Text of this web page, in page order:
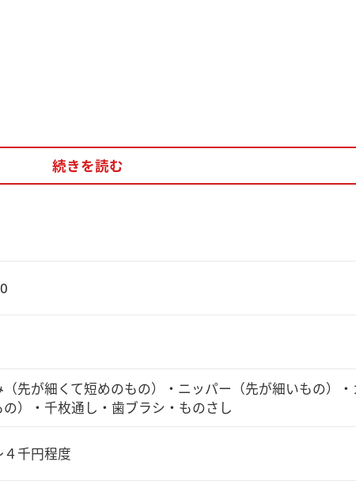
続きを読む
先が細くて短めのもの）・ニッパー（先が細いもの）
）・千枚通し・歯ブラシ・ものさし
千円程度